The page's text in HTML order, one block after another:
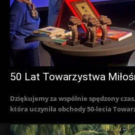
50 Lat Towarzystwa
Dziękujemy za wspólnie spędzony
która uczyniła obchody 50-lecia